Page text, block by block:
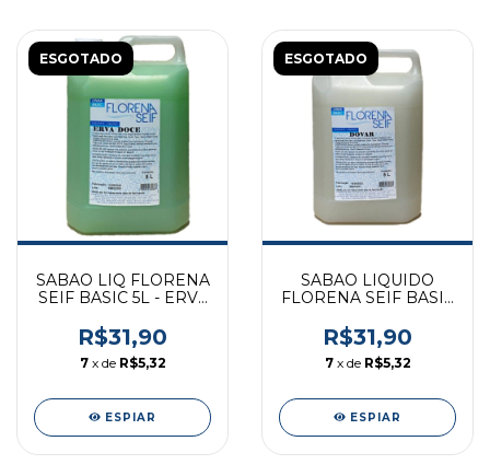
ESGOTADO
SABAO LIQ FLORENA
SEIF BASIC 5L - ERVA
R$31,90
7 x de R$5,32
ESPIAR
ESGOTADO
SABAO LIQUIDO
FLORENA SEIF BASIC
R$31,90
7 x de R$5,32
ESPIAR